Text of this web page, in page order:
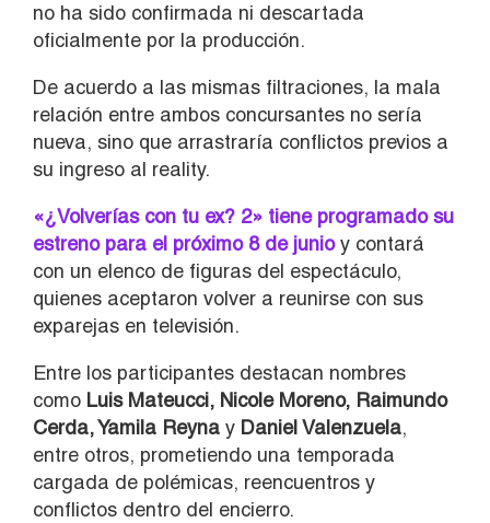
no ha sido confirmada ni descartada
oficialmente por la producción.
De acuerdo a las mismas filtraciones, la mala
relación entre ambos concursantes no sería
nueva, sino que arrastraría conflictos previos a
su ingreso al reality.
«¿Volverías con tu ex? 2» tiene programado su
estreno para el próximo 8 de junioy contará
con un elenco de figuras del espectáculo,
quienes aceptaron volver a reunirse con sus
exparejas en televisión.
Entre los participantes destacan nombres
como Luis Mateucci, Nicole Moreno, Raimundo
Cerda,Yamila Reyna y Daniel Valenzuela,
entre otros, prometiendo una temporada
cargada de polémicas, reencuentros y
conflictos dentro del encierro.